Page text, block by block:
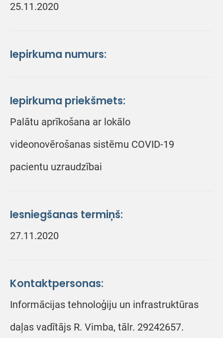
25.11.2020
Iepirkuma numurs:
Iepirkuma priekšmets:
Palātu aprīkošana ar lokālo
videonovērošanas sistēmu COVID-19
pacientu uzraudzībai
Iesniegšanas termiņš:
27.11.2020
Kontaktpersonas:
Informācijas tehnoloģiju un infrastruktūras
daļas vadītājs R. Vimba, tālr. 29242657.